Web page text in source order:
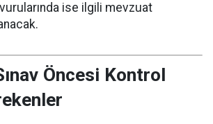
ise ilgili mevzuat
Öncesi Kontrol